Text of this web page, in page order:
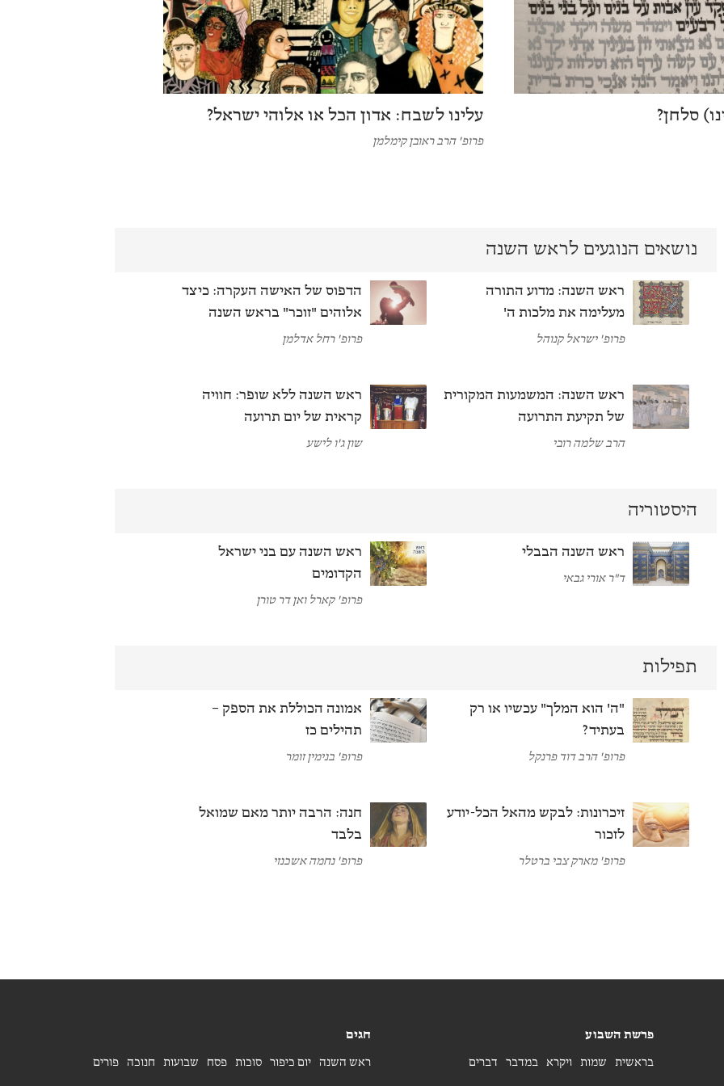
סלחן? עלינו לשבח: אדון הכל או אלוהי ישראל?
פרופ' הרב ראובן קימלמן
נושאים הנוגעים לראש השנה
ראש השנה: מדוע התורה
מעלימה את מלכות ה'
פרופ' ישראל קנוהל
הדפוס של האישה העקרה: כיצד
אלוהים "זוכר" בראש השנה
פרופ' רחל אדלמן
ראש השנה: המשמעות המקורית
של תקיעת התרועה
הרב שלמה רובי
ראש השנה ללא שופר: חוויה
קראית של יום תרועה
שון ג'ו לישע
היסטוריה
ראש השנה הבבלי
ד"ר אורי גבאי
ראש השנה עם בני ישראל
הקדומים
פרופ' קארל ואן דר טורן
תפילות
"ה' הוא המלך" עכשיו או רק
בעתיד?
פרופ' הרב דוד פרנקל
אמונה הכוללת את הספק –
תהילים כז
פרופ' בנימין זומר
זיכרונות: לבקש מהאל הכל-יודע
לזכור
פרופ' מארק צבי ברטלר
חנה: הרבה יותר מאם שמואל
בלבד
פרופ' נחמה אשכנזי
פרשת השבוע
בראשית שמות ויקרא במדבר דברים
חגים
ראש השנה יום כיפור סוכות פסח שבועות חנוכה פורים